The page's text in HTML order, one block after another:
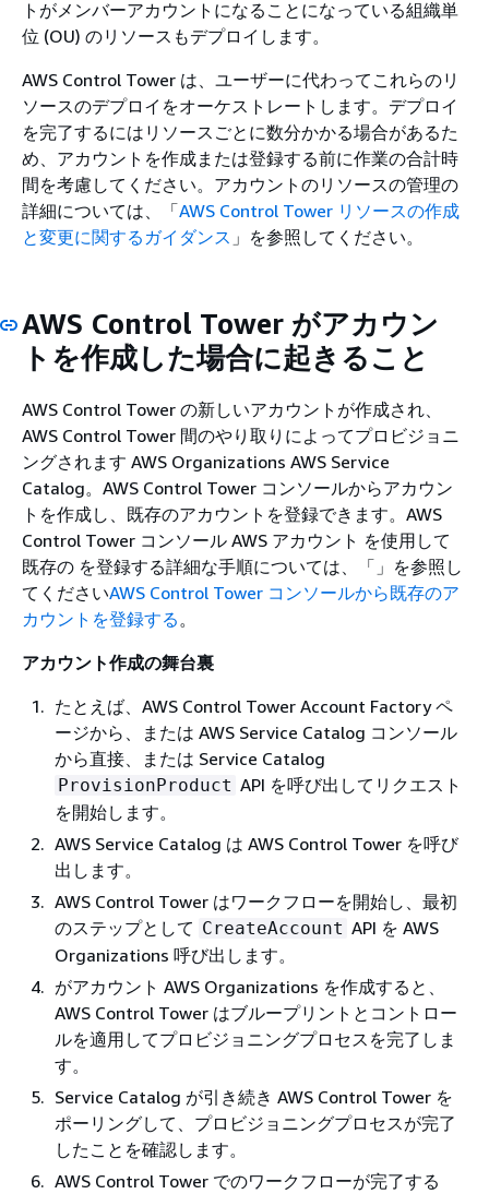
トがメンバーアカウントになることになっている組織単
位 (OU) のリソースもデプロイします。
AWS Control Tower は、ユーザーに代わってこれらのリ
ソースのデプロイをオーケストレートします。デプロイ
を完了するにはリソースごとに数分かかる場合があるた
め、アカウントを作成または登録する前に作業の合計時
間を考慮してください。アカウントのリソースの管理の
詳細については、「AWS Control Tower リソースの作成
と変更に関するガイダンス 」を参照してください。
AWS Control Tower がアカウン
トを作成した場合に起きること
AWS Control Tower の新しいアカウントが作成され、
AWS Control Tower 間のやり取りによってプロビジョニ
ングされます AWS Organizations AWS Service
Catalog。AWS Control Tower コンソールからアカウン
トを作成し、既存のアカウントを登録できます。AWS
Control Tower コンソール AWS アカウント を使用して
既存の を登録する詳細な手順については、「」を参照し
てくださいAWS Control Tower コンソールから既存のア
カウントを登録する 。
アカウント作成の舞台裏
たとえば、AWS Control Tower Account Factory ペ
ージから、または AWS Service Catalog コンソール
から直接、または Service Catalog
ProvisionProduct API を呼び出してリクエスト
を開始します。
AWS Service Catalog は AWS Control Tower を呼び
出します。
AWS Control Tower はワークフローを開始し、最初
のステップとして CreateAccount API を AWS
Organizations 呼び出します。
がアカウント AWS Organizations を作成すると、
AWS Control Tower はブループリントとコントロー
ルを適用してプロビジョニングプロセスを完了しま
す。
Service Catalog が引き続き AWS Control Tower を
ポーリングして、プロビジョニングプロセスが完了
したことを確認します。
AWS Control Tower でのワークフローが完了する